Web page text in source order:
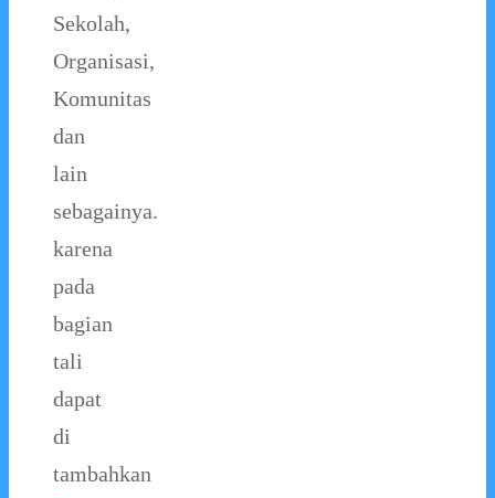
Sekolah,
Organisasi,
Komunitas
dan
lain
sebagainya.
karena
pada
bagian
tali
dapat
di
tambahkan